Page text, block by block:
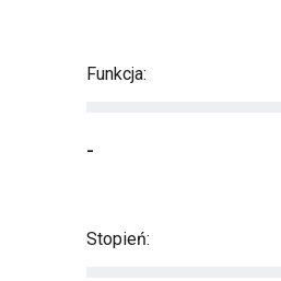
Funkcja:
-
Stopień: